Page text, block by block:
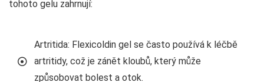
tohoto gelu zahrnují:
Artritida: Flexicoldin gel se často používá k léčbě
artritidy, což je zánět kloubů, který může
způsobovat bolest a otok.